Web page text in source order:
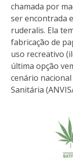
chamada por
ser encontrada
ruderalis. Ela
fabricação de
uso recreativo
última opção
cenário
Sanitária